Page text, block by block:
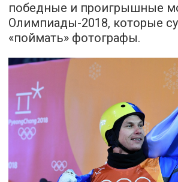
победные и проигрышные
Олимпиады-2018, которые
«поймать» фотографы.